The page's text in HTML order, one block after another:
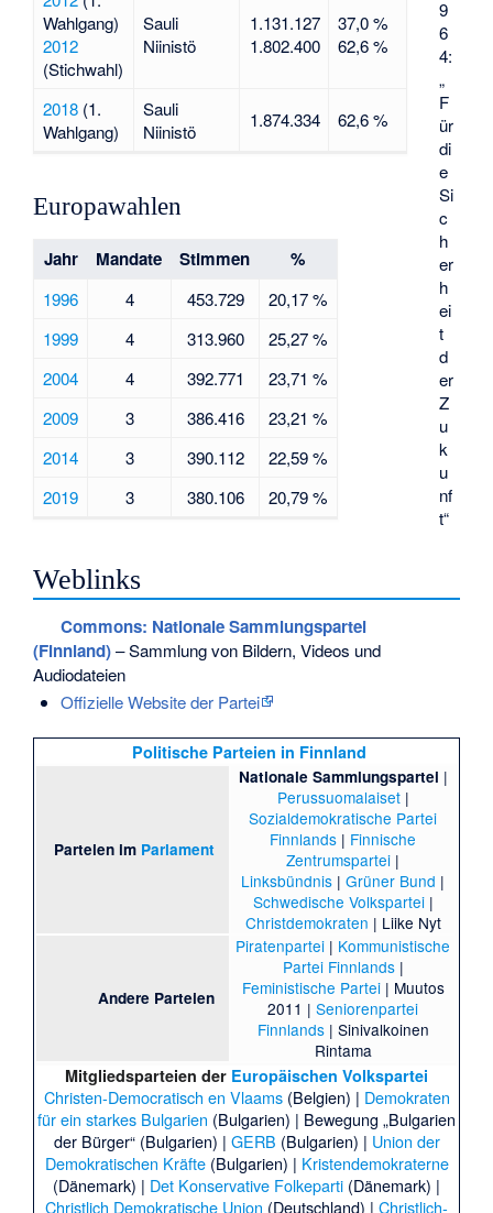
9
6
4:
„
F
ür
di
e
Si
c
h
er
h
ei
t
d
er
Z
u
k
u
nf
t“
Wahlgang)
2012
(Stichwahl)
Sauli
Niinistö
1.131.127
1.802.400
37,0 %
62,6 %
2018(1.
Wahlgang)
Sauli
Niinistö
1.874.334 62,6 %
Europawahlen
Jahr Mandate Stimmen %
1996 4 453.729
20,17 %
1999
4 313.960
25,27 %
2004
4 392.771
23,71 %
2009
3 386.416
23,21 %
2014
3 390.112
22,59 %
2019
3 380.106 20,79 %
Weblinks
Commons: Nationale Sammlungspartei
(Finnland)– Sammlung von Bildern, Videos und
Audiodateien
Offizielle Website der Partei
Politische Parteien in Finnland
Parteien im Parlament
Nationale Sammlungspartei |
Perussuomalaiset|
Sozialdemokratische Partei
Finnlands | Finnische
Zentrumspartei |
Linksbündnis |Grüner Bund |
Schwedische Volkspartei|
Christdemokraten | Liike Nyt
Andere Parteien
Piratenpartei | Kommunistische
Partei Finnlands|
Feministische Partei| Muutos
2011 |Seniorenpartei
Finnlands| Sinivalkoinen
Rintama
Mitgliedsparteien der Europäischen Volkspartei
Christen-Democratisch en Vlaams(Belgien) | Demokraten
für ein starkes Bulgarien (Bulgarien) | Bewegung „Bulgarien
der Bürger“(Bulgarien) | GERB (Bulgarien) | Union der
Demokratischen Kräfte(Bulgarien) | Kristendemokraterne
(Dänemark) | Det Konservative Folkeparti (Dänemark) |
Christlich Demokratische Union (Deutschland) | Christlich-